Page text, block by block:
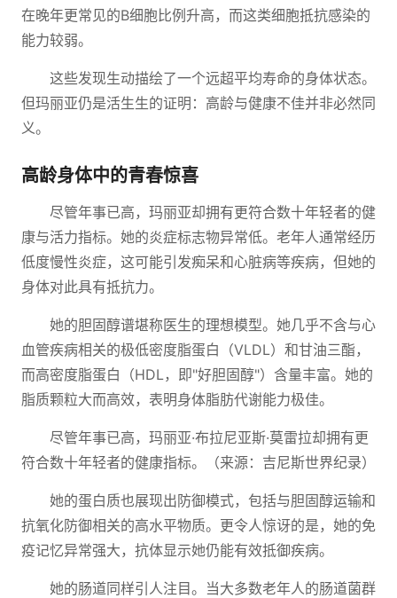
在晚年更常见的B细胞比例升高，而这类细胞抵抗感染的
能力较弱。
这些发现生动描绘了一个远超平均寿命的身体状态。
但玛丽亚仍是活生生的证明：高龄与健康不佳并非必然同
义。
高龄身体中的青春惊喜
尽管年事已高，玛丽亚却拥有更符合数十年轻者的健
康与活力指标。她的炎症标志物异常低。老年人通常经历
低度慢性炎症，这可能引发痴呆和心脏病等疾病，但她的
身体对此具有抵抗力。
她的胆固醇谱堪称医生的理想模型。她几乎不含与心
血管疾病相关的极低密度脂蛋白（VLDL）和甘油三酯，
而高密度脂蛋白（HDL，即"好胆固醇"）含量丰富。她的
脂质颗粒大而高效，表明身体脂肪代谢能力极佳。
尽管年事已高，玛丽亚·布拉尼亚斯·莫雷拉却拥有更
符合数十年轻者的健康指标。（来源：吉尼斯世界纪录）
她的蛋白质也展现出防御模式，包括与胆固醇运输和
抗氧化防御相关的高水平物质。更令人惊讶的是，她的免
疫记忆异常强大，抗体显示她仍能有效抵御疾病。
她的肠道同样引人注目。当大多数老年人的肠道菌群